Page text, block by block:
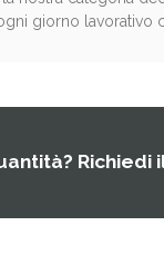
giorno lavorativo
Richiedi